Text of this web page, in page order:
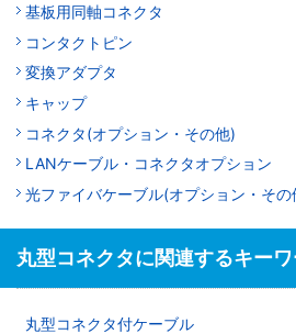
基板用同軸コネクタ
コンタクトピン
変換アダプタ
キャップ
コネクタ(オプション・その他)
LANケーブル・コネクタオプション
光ファイバケーブル(オプション・その
丸型コネクタに関連するキー
丸型コネクタ付ケーブル